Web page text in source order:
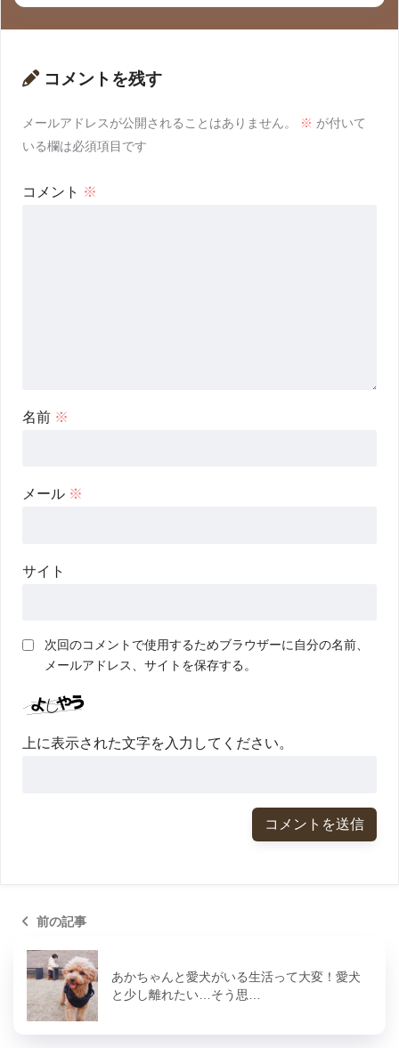
コメントを残す
メールアドレスが公開されることはありません。 ※ が付いて
いる欄は必須項目です
コメント ※
名前 ※
メール ※
サイト
次回のコメントで使用するためブラウザーに自分の名前、
メールアドレス、サイトを保存する。
上に表示された文字を入力してください。
前の記事
あかちゃんと愛犬がいる生活って大変！愛犬
と少し離れたい…そう思…